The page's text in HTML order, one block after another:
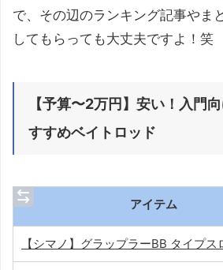
で、その辺のランキング記事やま
してもらっても大丈夫ですよ！笑
【予算〜2万円】安い！入門
すすめベイトロッド
アイテム
【シマノ】グラップラーBB タイプ